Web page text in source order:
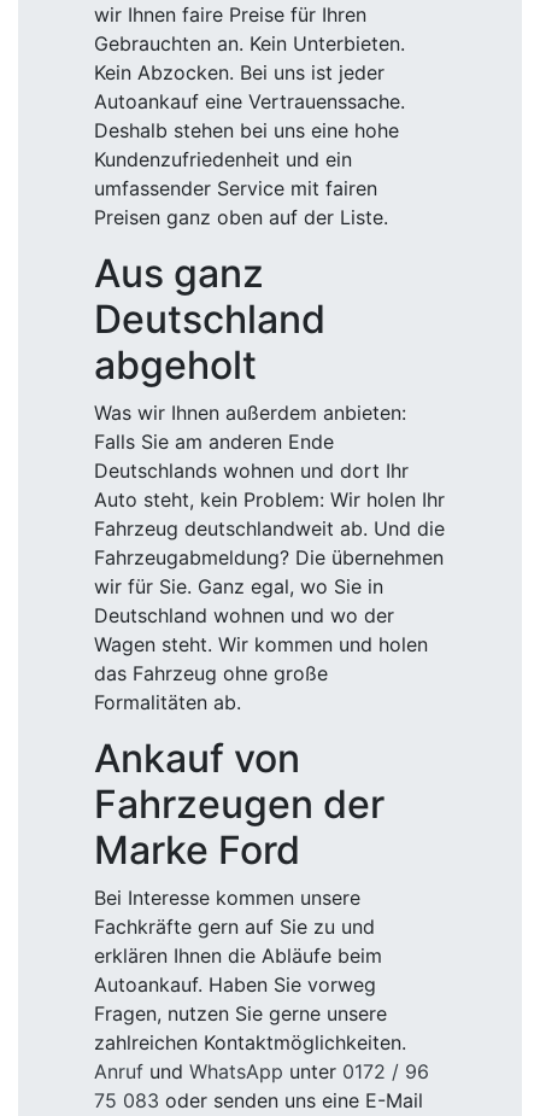
wir Ihnen faire Preise für Ihren
Gebrauchten an. Kein Unterbieten.
Kein Abzocken. Bei uns ist jeder
Autoankauf eine Vertrauenssache.
Deshalb stehen bei uns eine hohe
Kundenzufriedenheit und ein
umfassender Service mit fairen
Preisen ganz oben auf der Liste.
Aus ganz
Deutschland
abgeholt
Was wir Ihnen außerdem anbieten:
Falls Sie am anderen Ende
Deutschlands wohnen und dort Ihr
Auto steht, kein Problem: Wir holen Ihr
Fahrzeug deutschlandweit ab. Und die
Fahrzeugabmeldung? Die übernehmen
wir für Sie. Ganz egal, wo Sie in
Deutschland wohnen und wo der
Wagen steht. Wir kommen und holen
das Fahrzeug ohne große
Formalitäten ab.
Ankauf von
Fahrzeugen der
Marke Ford
Bei Interesse kommen unsere
Fachkräfte gern auf Sie zu und
erklären Ihnen die Abläufe beim
Autoankauf. Haben Sie vorweg
Fragen, nutzen Sie gerne unsere
zahlreichen Kontaktmöglichkeiten.
Anruf und WhatsApp unter 0172 / 96
75 083 oder senden uns eine E-Mail